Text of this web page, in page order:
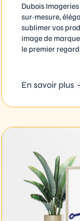
Dubois
sur-mesure,
sublimer vos
image de
le premier
En savoir plus